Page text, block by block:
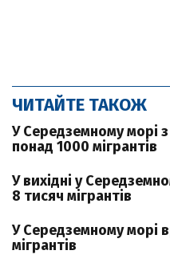
ЧИТАЙТЕ ТАКОЖ
У Середземному морі
понад 1000 мігрантів
У вихідні у
8 тисяч мігрантів
У Середземному морі
мігрантів